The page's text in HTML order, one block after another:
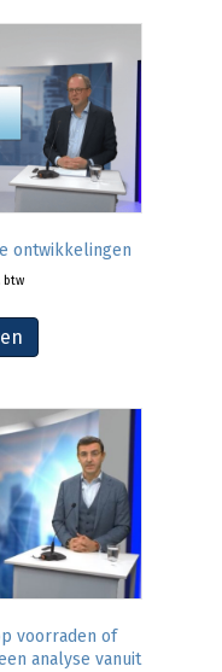
ontwikkelingen
btw
voorraden of
analyse vanuit